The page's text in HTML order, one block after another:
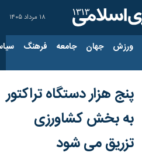
۱۸ مرداد ۱۴۰۵
ورزش جهان جامعه فرهنگ
پنج هزار دستگاه تراكتور
به بخش كشاورزی
تزریق می شود